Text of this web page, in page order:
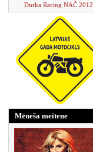
Durka Racing NAČ 2012
Mēneša meitene